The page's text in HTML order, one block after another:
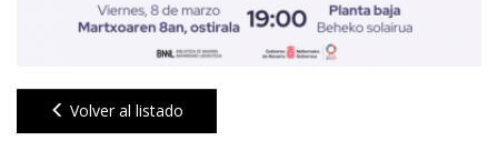
Volver al listado